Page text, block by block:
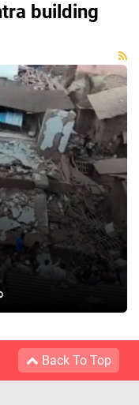
building
Back To Top